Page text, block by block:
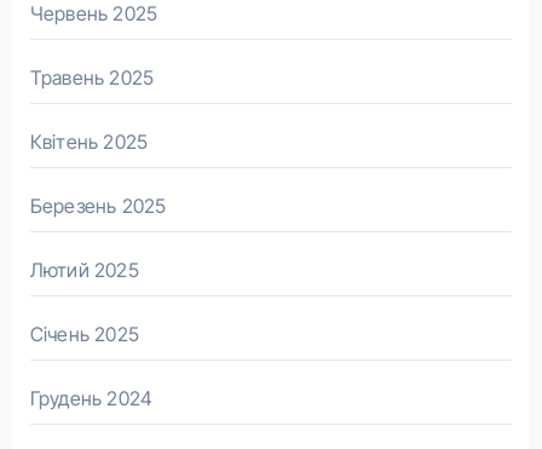
Червень 2025
Травень 2025
Квітень 2025
Березень 2025
Лютий 2025
Січень 2025
Грудень 2024